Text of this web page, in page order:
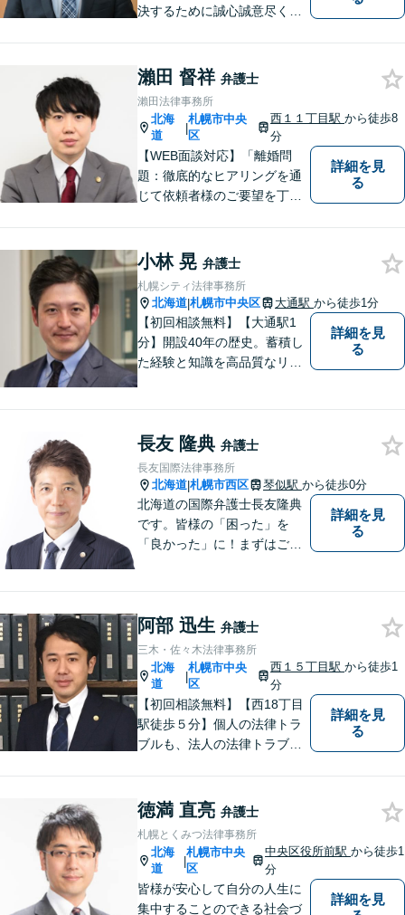
決するために誠心誠意尽くし
客観的視点も忘れません。
【当日／夜間／休日対応可】
事件の見通しと費用の見込額
を正確に説明します。お気軽
にご相談下さい。
瀨田 督祥 弁護士
瀨田法律事務所
北海
道
|
札幌市中央
区
西１１丁目駅から徒歩8
分
【WEB面談対応】「離婚問
題：徹底的なヒアリングを通
じて依頼者様のご要望を丁寧
ます！遺産分割の相談を中心
に幅広い相談に対応」【休
日・夜間相談可】【子連れ相
談可】【完全個室相談】
詳細を見
る
小林 晃 弁護士
札幌シティ法律事務所
北海道|札幌市中央区 大通駅 から徒歩1分
【初回相談無料】【大通駅1
分】開設40年の歴史。蓄積し
た経験と知識を高品質なリー
めにご相談を【相続遺言】他
士業連携で複雑な手続きもワ
ンストップで対応【土日・夜
間面談OK】
詳細を見
る
長友 隆典 弁護士
長友国際法律事務所
北海道|札幌市西区 琴似駅 から徒歩0分
北海道の国際弁護士長友隆典
です。皆様の「困った」を
「良かった」に！まずはご相
ています。 English available
英語対応可
詳細を見
る
阿部 迅生 弁護士
三木・佐々木法律事務所
北海
道
|
札幌市中央
区
西１５丁目駅から徒歩1
分
【初回相談無料】【西18丁目
駅徒歩５分】個人の法律トラ
ブルも、法人の法律トラブル
各士業と連携】【医師、建築
士など各専門家と連携】さま
ざまなネットワークを駆使し
て、有利な解決を目指しま
す。
詳細を見
る
徳満 直亮 弁護士
札幌とくみつ法律事務所
北海
道
|
札幌市中央
区
中央区役所前駅から徒歩1
分
皆様が安心して自分の人生に
集中することのできる社会づ
詳細を見